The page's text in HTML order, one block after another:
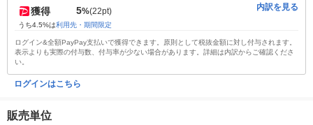
獲得 5%(22pt)
うち4.5%は利用先・期間限定
内訳を見る
ログイン&全額PayPay支払いで獲得できます。原則として税抜金額に対し付与されます。
表示よりも実際の付与数、付与率が少ない場合があります。詳細は内訳からご確認くださ
い。
ログインはこちら
販売単位